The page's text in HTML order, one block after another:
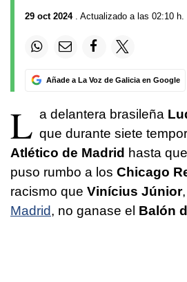
29 oct 2024. Actualizado a las 02:10 h.
Añade a La Voz de Galicia en Google
L a delantera brasileña
que durante siete
Atlético de Madrid hasta
puso rumbo a los Chicago
racismo que Vinícius Júnior
Madrid, no ganase el Balón